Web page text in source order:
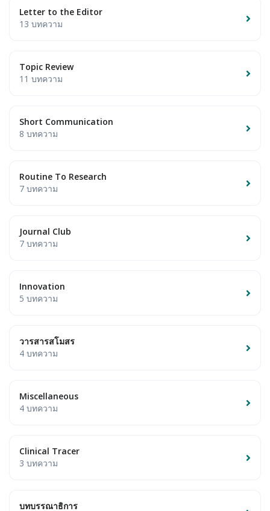
Letter to the Editor
13 บทความ
Topic Review
11 บทความ
Short Communication
8 บทความ
Routine To Research
7 บทความ
Journal Club
7 บทความ
Innovation
5 บทความ
วารสารสโมสร
4 บทความ
Miscellaneous
4 บทความ
Clinical Tracer
3 บทความ
บทบรรณาธิการ